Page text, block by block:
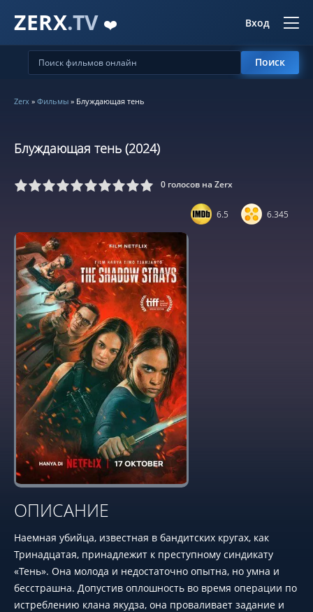
ZERX.TV ❤️ Вход
Поиск
Zerx » Фильмы » Блуждающая тень
Блуждающая тень (2024)
6 7 8 9 10 0 голосов на Zerx
6.5 6.345
ОПИСАНИЕ
Наемная убийца, известная в бандитских кругах, как
Тринадцатая, принадлежит к преступному синдикату
«Тень». Она молода и недостаточно опытна, но умна и
бесстрашна. Допустив оплошность во время операции по
истреблению клана якудза, она проваливает задание и